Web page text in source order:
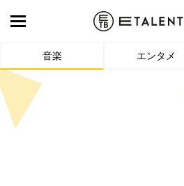
音楽 エンタメ